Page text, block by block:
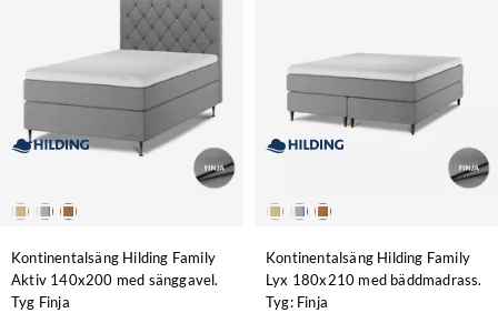
Kontinentalsäng Hilding Family
Aktiv 140x200 med sänggavel.
Tyg Finja
Kontinentalsäng Hilding Family
Lyx 180x210 med bäddmadrass.
Tyg: Finja